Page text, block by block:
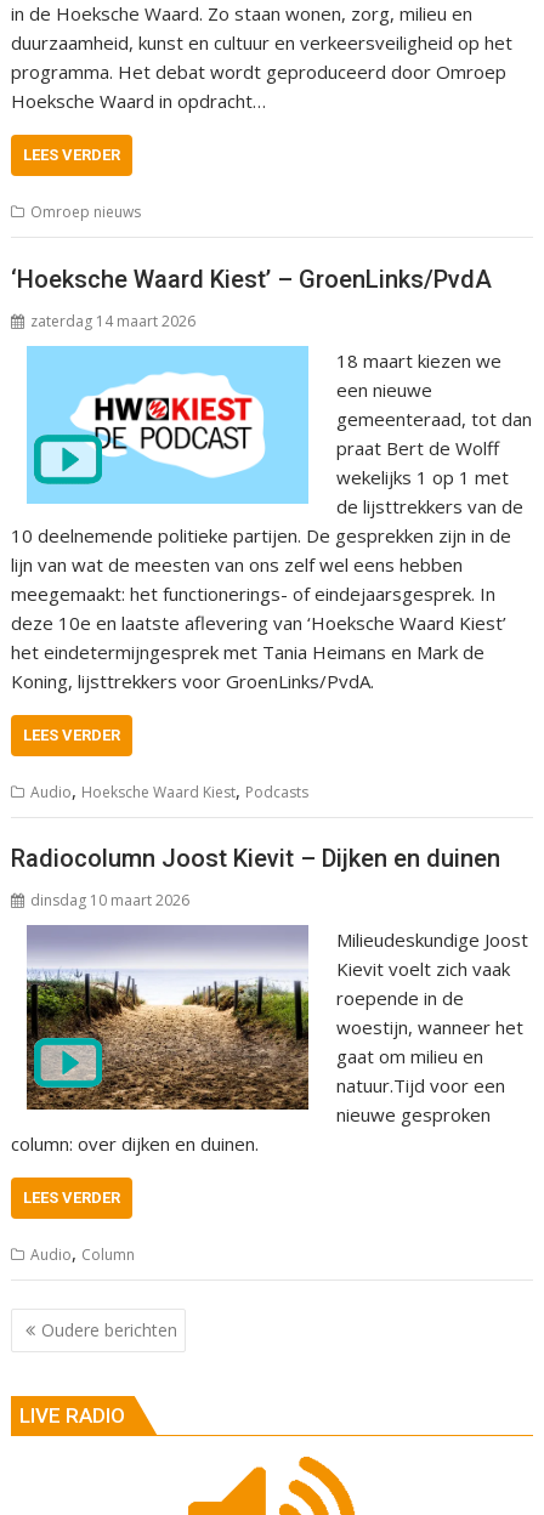
in de Hoeksche Waard. Zo staan wonen, zorg, milieu en
duurzaamheid, kunst en cultuur en verkeersveiligheid op het
programma. Het debat wordt geproduceerd door Omroep
Hoeksche Waard in opdracht…
LEES VERDER
Omroep nieuws
‘Hoeksche Waard Kiest’ – GroenLinks/PvdA
zaterdag 14 maart 2026
18 maart kiezen we
een nieuwe
gemeenteraad, tot dan
praat Bert de Wolff
wekelijks 1 op 1 met
de lijsttrekkers van de
10 deelnemende politieke partijen. De gesprekken zijn in de
lijn van wat de meesten van ons zelf wel eens hebben
meegemaakt: het functionerings- of eindejaarsgesprek. In
deze 10e en laatste aflevering van ‘Hoeksche Waard Kiest’
het eindetermijngesprek met Tania Heimans en Mark de
Koning, lijsttrekkers voor GroenLinks/PvdA.
LEES VERDER
Audio, Hoeksche Waard Kiest, Podcasts
Radiocolumn Joost Kievit – Dijken en duinen
dinsdag 10 maart 2026
Milieudeskundige Joost
Kievit voelt zich vaak
roepende in de
woestijn, wanneer het
gaat om milieu en
natuur.Tijd voor een
nieuwe gesproken
column: over dijken en duinen.
LEES VERDER
Audio, Column
Berichtnavigatie
Oudere berichten
LIVE RADIO